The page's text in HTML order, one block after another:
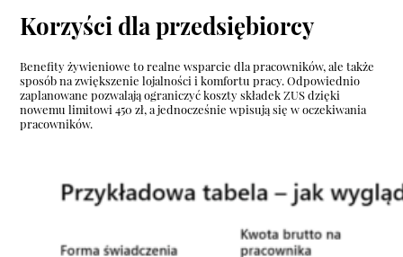
Korzyści dla przedsiębiorcy
Benefity żywieniowe to realne wsparcie dla pracowników, ale także
sposób na zwiększenie lojalności i komfortu pracy. Odpowiednio
zaplanowane pozwalają ograniczyć koszty składek ZUS dzięki
nowemu limitowi 450 zł, a jednocześnie wpisują się w oczekiwania
pracowników.